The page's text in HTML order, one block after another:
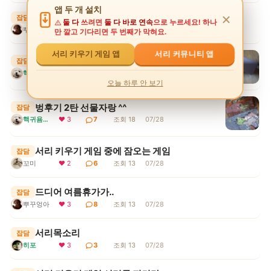
잡담 드디어..휴가이브네ㅋ
뿌꾸엉아 ❤ 2 4 조회 8 07/29
잡담 토스에서 보조용 베터리 구매^^
핵귀욤서리 ❤ 2 5 조회 14 07/28
잡담 벙후기 2탄 선물자랑 ^^
핵귀욤서리 ❤ 3 7 조회 18 07/28
잡담 서리 키우기 게임 중에 잠오는 게임
꼬미 ❤ 2 6 조회 13 07/28
잡담 드디어 여름휴가가..
뿌꾸엉아 ❤ 3 8 조회 13 07/28
잡담 서리목소리
히포 ❤ 3 3 조회 13 07/28
앱 두 개 설치
둘 다쓰려면 둘 다 바로 연속으로 누르세요! 하나
만 깔고 기다리면 두 번째가 막혀요.
✕
서리 키우기 게임 앱 서리 커뮤니티 앱
오늘 하루 안 보기